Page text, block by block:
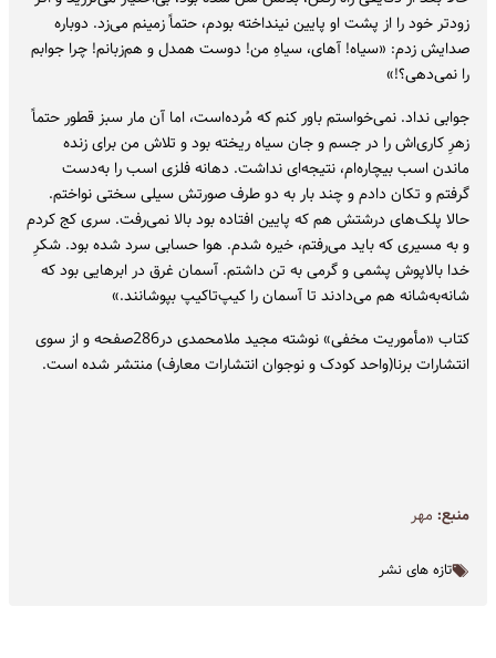
زودتر خود را از پشت او پایین نینداخته بودم، حتماً زمینم می‌زد. دوباره
صدایش زدم: «سیاه! آهای، سیاهِ من! دوست همدل و هم‌زبانم! چرا جوابم
را نمی‌دهی؟!»
جوابی نداد. نمی‌خواستم باور کنم که مُرده‌است، اما آن مار سبز قطور حتماً
زهرِ کاری‌اش را در جسم و جان سیاه ریخته بود و تلاش من برای زنده
ماندن اسب بیچاره‌ام، نتیجه‌ای نداشت. دهانه فلزی اسب را به‌دست
گرفتم و تکان دادم و چند بار به دو طرف صورتش سیلی سختی نواختم.
حالا پلک‌های درشتش هم که پایین افتاده بود بالا نمی‌رفت. سری کج کردم
و به مسیری که باید می‌رفتم، خیره شدم. هوا حسابی سرد شده بود. شکرِ
خدا بالاپوش پشمی و گرمی به تن داشتم. آسمان غرق در ابرهایی بود که
شانه‌به‌شانه هم می‌دادند تا آسمان را کیپ‌تاکیپ بپوشانند.»
کتاب «مأموریت مخفی» نوشته مجید ملامحمدی در286صفحه و از سوی
انتشارات برنا(واحد کودک و نوجوان انتشارات معارف) منتشر شده است.
منبع: مهر
تازه های نشر